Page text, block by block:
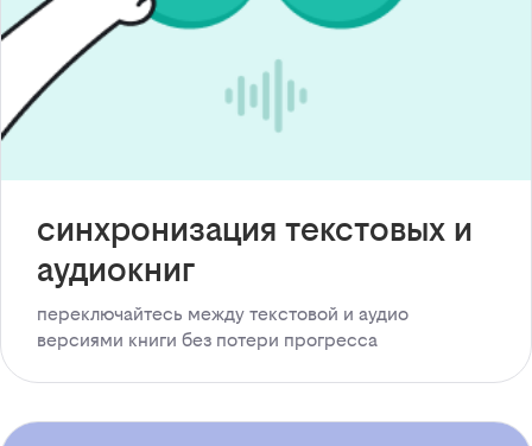
синхронизация текстовых и
аудиокниг
переключайтесь между текстовой и аудио
версиями книги без потери прогресса